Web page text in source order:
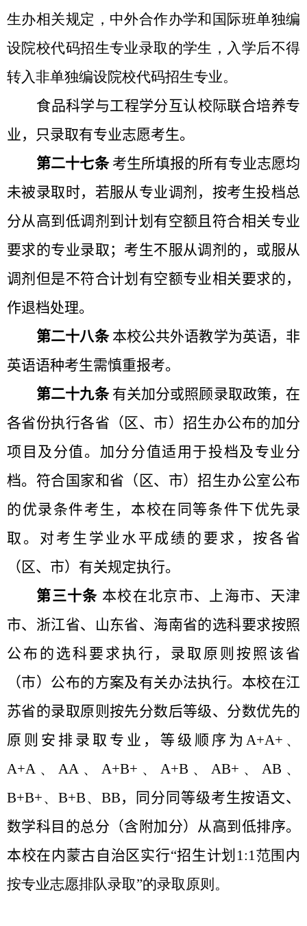
生办相关规定，中外合作办学和国际班单独编
设院校代码招生专业录取的学生，入学后不得
转入非单独编设院校代码招生专业。
食品科学与工程学分互认校际联合培养专
业，只录取有专业志愿考生。
第二十七条 考生所填报的所有专业志愿均
未被录取时，若服从专业调剂，按考生投档总
分从高到低调剂到计划有空额且符合相关专业
要求的专业录取；考生不服从调剂的，或服从
调剂但是不符合计划有空额专业相关要求的，
作退档处理。
第二十八条 本校公共外语教学为英语，非
英语语种考生需慎重报考。
第二十九条 有关加分或照顾录取政策，在
各省份执行各省（区、市）招生办公布的加分
项目及分值。加分分值适用于投档及专业分
档。符合国家和省（区、市）招生办公室公布
的优录条件考生，本校在同等条件下优先录
取。对考生学业水平成绩的要求，按各省
（区、市）有关规定执行。
第三十条 本校在北京市、上海市、天津
市、浙江省、山东省、海南省的选科要求按照
公布的选科要求执行，录取原则按照该省
（市）公布的方案及有关办法执行。 本校在江
苏省的录取原则按先分数后等级、分数优先的
原则安排录取专业，等级顺序为A+A+ 、
A+A 、 AA 、 A+B+ 、 A+B 、 AB+ 、 AB 、
B+B+、 B+B、 BB，同分同等级考生按语文、
数学科目的总分（含附加分）从高到低排序。
本校在内蒙古自治区实行“招生计划 1:1范围内
按专业志愿排队录取”的录取原则。